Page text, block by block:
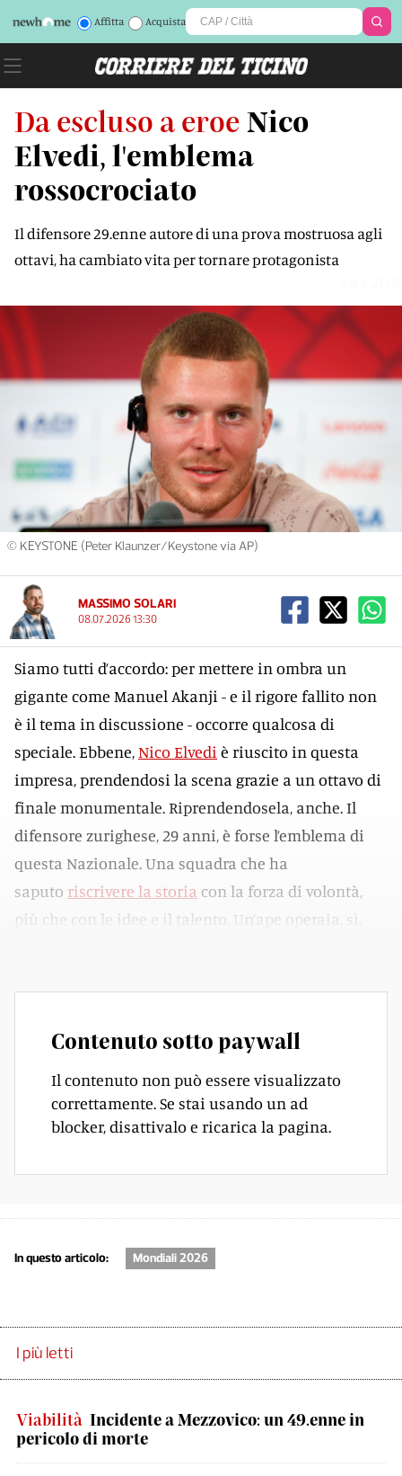
Affitta Acquista
Da escluso a eroe Nico
Elvedi, l'emblema
rossocrociato
Il difensore 29.enne autore di una prova mostruosa agli
ottavi, ha cambiato vita per tornare protagonista
© KEYSTONE (Peter Klaunzer/Keystone via AP)
MASSIMO SOLARI
08.07.2026 13:30
Siamo tutti d’accordo: per mettere in ombra un
gigante come Manuel Akanji - e il rigore fallito non
è il tema in discussione - occorre qualcosa di
speciale. Ebbene,Nico Elvedi è riuscito in questa
impresa, prendendosi la scena grazie a un ottavo di
finale monumentale. Riprendendosela, anche. Il
difensore zurighese, 29 anni, è forse l’emblema di
questa Nazionale. Una squadra che ha
saputo riscrivere la storia con la forza di volontà,
più che con le idee e il talento. Un’ape operaia, sì,
Contenuto sotto paywall
Il contenuto non può essere visualizzato
correttamente. Se stai usando un ad
blocker, disattivalo e ricarica la pagina.
In questo articolo: Mondiali 2026
I più letti
Viabilità Incidente a Mezzovico: un 49.enne in
pericolo di morte